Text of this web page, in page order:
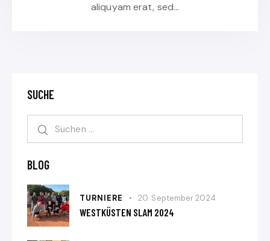
aliquyam erat, sed…
SUCHE
BLOG
TURNIERE 20. September 2024
WESTKÜSTEN SLAM 2024